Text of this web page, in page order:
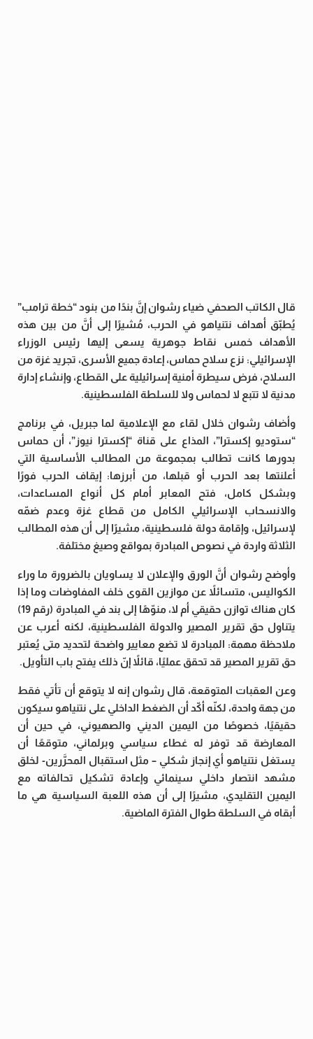
قال الكاتب الصحفي ضياء رشوان إنَّ بندًا من بنود “خطة ترامب”
يُطبّق أهداف نتنياهو في الحرب، مُشيرًا إلى أنَّ من بين هذه
الأهداف خمس نقاط جوهرية يسعى إليها رئيس الوزراء
الإسرائيلي: نزع سلاح حماس، إعادة جميع الأسرى، تجريد غزة من
السلاح، فرض سيطرة أمنية إسرائيلية على القطاع، وإنشاء إدارة
مدنية لا تتبع لا لحماس ولا للسلطة الفلسطينية.
وأضاف رشوان خلال لقاء مع الإعلامية لما جبريل، في برنامج
“ستوديو إكسترا”، المذاع على قناة “إكسترا نيوز”، أن حماس
بدورها كانت تطالب بمجموعة من المطالب الأساسية التي
أعلنتها بعد الحرب أو قبلها، من أبرزها: إيقاف الحرب فورًا
وبشكل كامل، فتح المعابر أمام كل أنواع المساعدات،
والانسحاب الإسرائيلي الكامل من قطاع غزة وعدم ضمّه
لإسرائيل، وإقامة دولة فلسطينية، مشيرًا إلى أن هذه المطالب
الثلاثة واردة في نصوص المبادرة بمواقع وصيغ مختلفة.
وأوضح رشوان أنَّ الورق والإعلان لا يساويان بالضرورة ما وراء
الكواليس، متسائلاً عن موازين القوى خلف المفاوضات وما إذا
كان هناك توازن حقيقي أم لا، منوّهًا إلى بند في المبادرة (رقم 19)
يتناول حق تقرير المصير والدولة الفلسطينية، لكنه أعرب عن
ملاحظة مهمة: المبادرة لا تضع معايير واضحة لتحديد متى يُعتبر
حق تقرير المصير قد تحقق عمليًا، قائلاً إنّ ذلك يفتح باب التأويل.
وعن العقبات المتوقعة، قال رشوان إنه لا يتوقع أن تأتي فقط
من جهة واحدة، لكنّه أكّد أن الضغط الداخلي على نتنياهو سيكون
حقيقيًا، خصوصًا من اليمين الديني والصهيوني، في حين أن
المعارضة قد توفر له غطاء سياسي وبرلماني، متوقعًا أن
يستغل نتنياهو أي إنجاز شكلي – مثل استقبال المحرَّرين- لخلق
مشهد انتصار داخلي سينمائي وإعادة تشكيل تحالفاته مع
اليمين التقليدي، مشيرًا إلى أن هذه اللعبة السياسية هي ما
أبقاه في السلطة طوال الفترة الماضية.